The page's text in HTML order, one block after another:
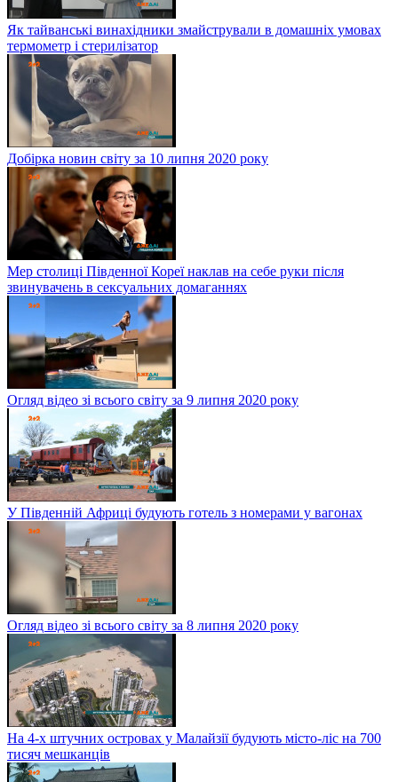
Як тайванські винахідники змайстрували в домашніх умовах
термометр і стерилізатор
Добірка новин світу за 10 липня 2020 року
Мер столиці Південної Кореї наклав на себе руки після
звинувачень в сексуальних домаганнях
Огляд відео зі всього світу за 9 липня 2020 року
У Південній Африці будують готель з номерами у вагонах
Огляд відео зі всього світу за 8 липня 2020 року
На 4-х штучних островах у Малайзії будують місто-ліс на 700
тисяч мешканців